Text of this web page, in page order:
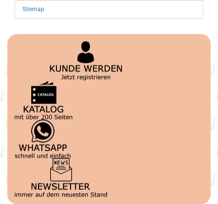
Sitemap